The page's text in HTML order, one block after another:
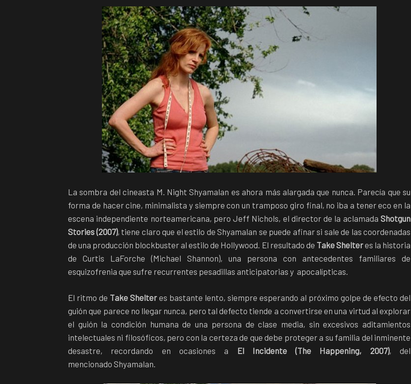
La sombra del cineasta M. Night Shyamalan es ahora más alargada que nunca. Parecía que su
forma de hacer cine, minimalista y siempre con un tramposo giro final, no iba a tener eco en la
escena independiente norteamericana, pero Jeff Nichols, el director de la aclamada Shotgun
Stories (2007), tiene claro que el estilo de Shyamalan se puede afinar si sale de las coordenadas
de una producción blockbuster al estilo de Hollywood. El resultado de Take Shelteres la historia
de Curtis LaForche (Michael Shannon), una persona con antecedentes familiares de
esquizofrenia que sufre recurrentes pesadillas anticipatorias y apocalípticas.
El ritmo de Take Shelter es bastante lento, siempre esperando al próximo golpe de efecto del
guión que parece no llegar nunca, pero tal defecto tiende a convertirse en una virtud al explorar
el guión la condición humana de una persona de clase media, sin excesivos aditamientos
intelectuales ni filosóficos, pero con la certeza de que debe proteger a su familia del inminente
desastre, recordando en ocasiones a El Incidente (The Happening, 2007), del
mencionado Shyamalan.